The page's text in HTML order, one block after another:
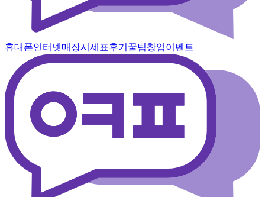
휴대폰인터넷매장시세표후기 꿀팁창업이벤트